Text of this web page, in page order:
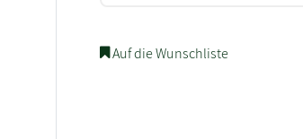
Auf die Wunschliste